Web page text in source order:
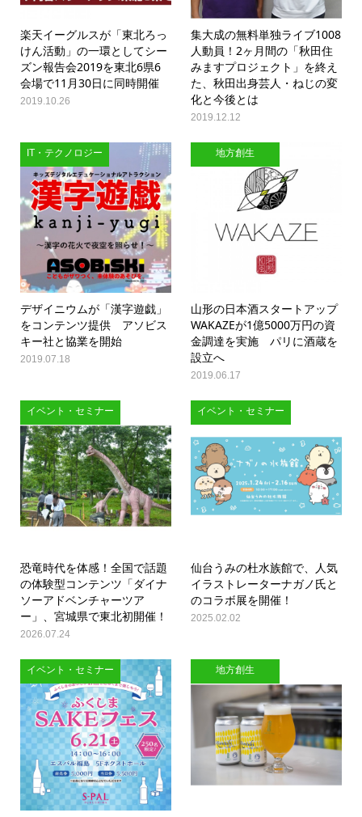
楽天イーグルスが「東北ろっ
けん活動」の一環としてシー
ズン報告会2019を東北6県6
会場で11月30日に同時開催
2019.10.26
集大成の無料単独ライブ1008
人動員！2ヶ月間の「秋田住
みますプロジェクト」を終え
た、秋田出身芸人・ねじの変
化と今後とは
2019.12.12
IT・テクノロジー
デザイニウムが「漢字遊戯」
をコンテンツ提供 アソビス
キー社と協業を開始
2019.07.18
地方創生
山形の日本酒スタートアップ
WAKAZEが1億5000万円の資
金調達を実施 パリに酒蔵を
設立へ
2019.06.17
イベント・セミナー
恐竜時代を体感！全国で話題
の体験型コンテンツ「ダイナ
ソーアドベンチャーツア
ー」、宮城県で東北初開催！
2026.07.24
イベント・セミナー
仙台うみの杜水族館で、人気
イラストレーターナガノ氏と
のコラボ展を開催！
2025.02.02
イベント・セミナー 地方創生